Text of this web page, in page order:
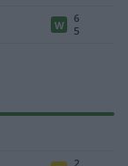
W
6
5
2